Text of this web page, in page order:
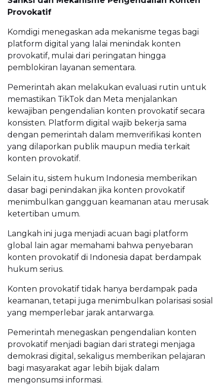
Provokatif
Komdigi menegaskan ada mekanisme tegas bagi
platform digital yang lalai menindak konten
provokatif, mulai dari peringatan hingga
pemblokiran layanan sementara.
Pemerintah akan melakukan evaluasi rutin untuk
memastikan TikTok dan Meta menjalankan
kewajiban pengendalian konten provokatif secara
konsisten. Platform digital wajib bekerja sama
dengan pemerintah dalam memverifikasi konten
yang dilaporkan publik maupun media terkait
konten provokatif.
Selain itu, sistem hukum Indonesia memberikan
dasar bagi penindakan jika konten provokatif
menimbulkan gangguan keamanan atau merusak
ketertiban umum.
Langkah ini juga menjadi acuan bagi platform
global lain agar memahami bahwa penyebaran
konten provokatif di Indonesia dapat berdampak
hukum serius.
Konten provokatif tidak hanya berdampak pada
keamanan, tetapi juga menimbulkan polarisasi sosial
yang memperlebar jarak antarwarga.
Pemerintah menegaskan pengendalian konten
provokatif menjadi bagian dari strategi menjaga
demokrasi digital, sekaligus memberikan pelajaran
bagi masyarakat agar lebih bijak dalam
mengonsumsi informasi.